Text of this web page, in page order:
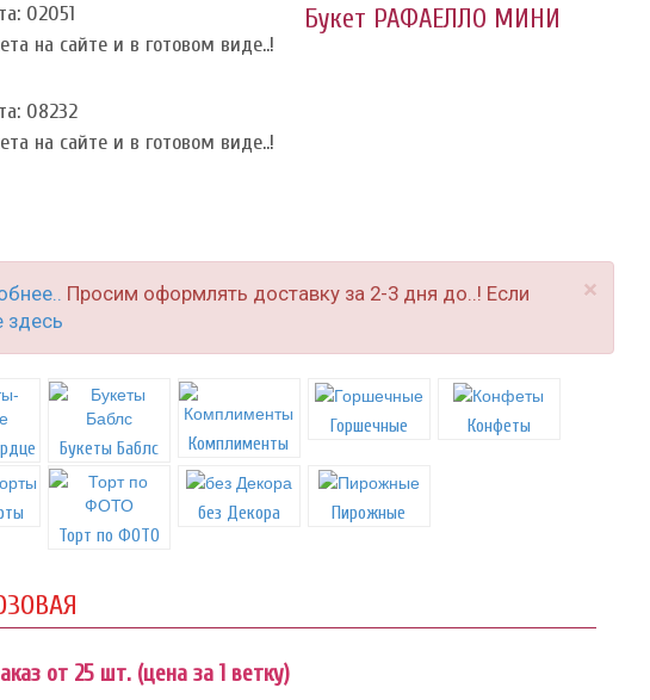
02051
на сайте и в готовом виде..!
Букет РАФАЕЛЛО МИНИ
08232
на сайте и в готовом виде..!
×
Просим оформлять доставку за 2-3 дня до..! Если
здесь
Букеты Баблс Комплименты
Горшечные Конфеты
Торт по ФОТО
без Декора Пирожные
от 25 шт. (цена за 1 ветку)